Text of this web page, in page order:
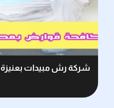
شركة رش مبيدات بعنيزة